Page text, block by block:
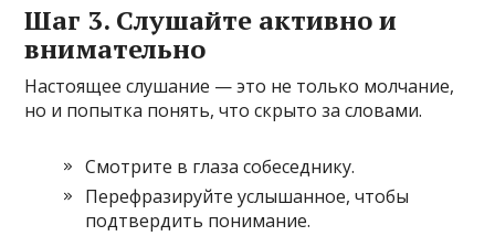
Шаг 3. Слушайте активно и
внимательно
Настоящее слушание — это не только молчание,
но и попытка понять, что скрыто за словами.
Смотрите в глаза собеседнику.
Перефразируйте услышанное, чтобы
подтвердить понимание.